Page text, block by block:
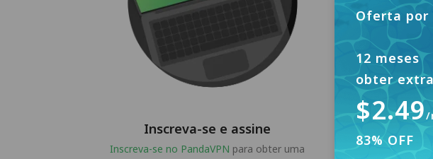
Inscreva-se e assine
Inscreva-se no PandaVPN para obter uma
Clique em
Oferta por
12 meses
obter
$2.49/
83% OFF